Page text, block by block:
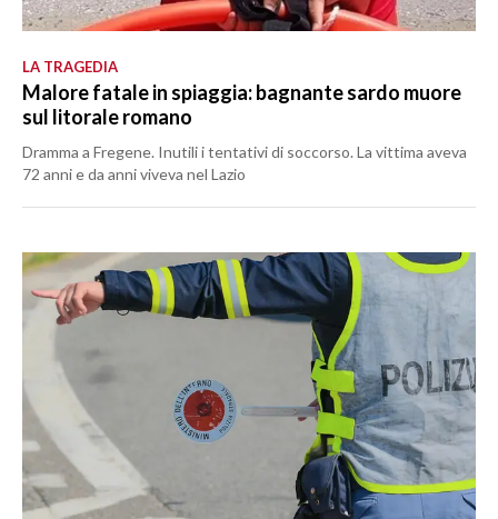
LA TRAGEDIA
Malore fatale in spiaggia: bagnante sardo muore
sul litorale romano
Dramma a Fregene. Inutili i tentativi di soccorso. La vittima aveva
72 anni e da anni viveva nel Lazio